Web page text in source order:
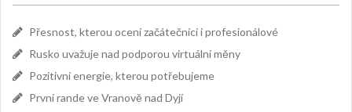
Přesnost, kterou ocení začátečníci i profesionálové
Rusko uvažuje nad podporou virtuální měny
Pozitivní energie, kterou potřebujeme
První rande ve Vranově nad Dyjí